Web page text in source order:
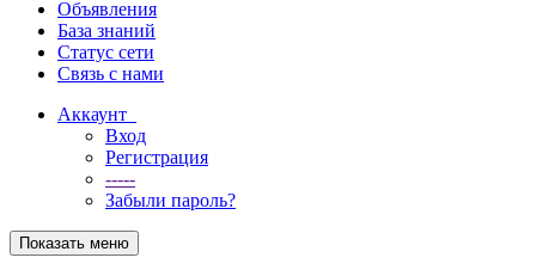
Объявления
База знаний
Статус сети
Связь с нами
Аккаунт
Вход
Регистрация
-----
Забыли пароль?
Показать меню